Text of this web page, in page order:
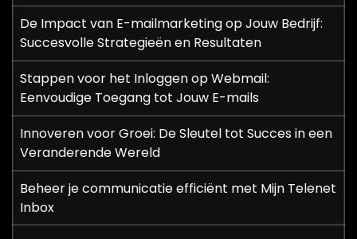
De Impact van E-mailmarketing op Jouw Bedrijf:
Succesvolle Strategieën en Resultaten
Stappen voor het Inloggen op Webmail:
Eenvoudige Toegang tot Jouw E-mails
Innoveren voor Groei: De Sleutel tot Succes in een
Veranderende Wereld
Beheer je communicatie efficiënt met Mijn Telenet
Inbox